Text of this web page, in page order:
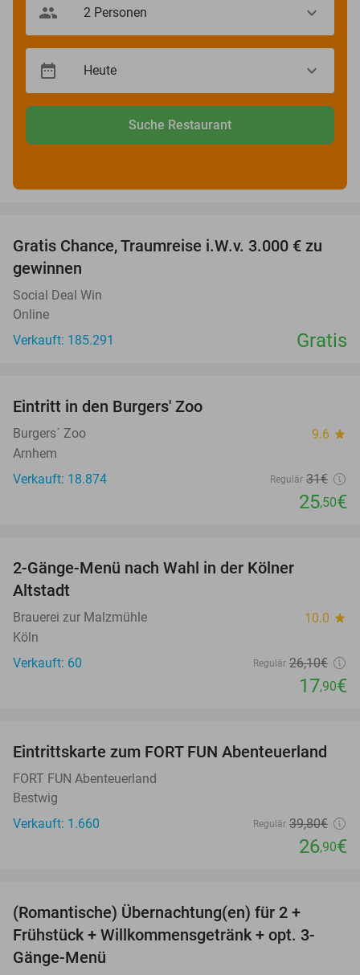
Suche Restaurant
Gratis Chance, Traumreise i.W.v. 3.000 € zu
gewinnen
Social Deal Win
Online
Verkauft: 185.291
Gratis
Eintritt in den Burgers' Zoo
Burgers´ Zoo 9.6 star
Arnhem
Verkauft: 18.874
Regulär 31€
25,50€
2-Gänge-Menü nach Wahl in der Kölner
Altstadt
Brauerei zur Malzmühle 10.0 star
Köln
Verkauft: 60
Regulär 26,10€
17,90€
32%
Eintrittskarte zum FORT FUN Abenteuerland
FORT FUN Abenteuerland
Bestwig
Verkauft: 1.660
Regulär 39,80€
26,90€
(Romantische) Übernachtung(en) für 2 +
Frühstück + Willkommensgetränk + opt. 3-
Gänge-Menü